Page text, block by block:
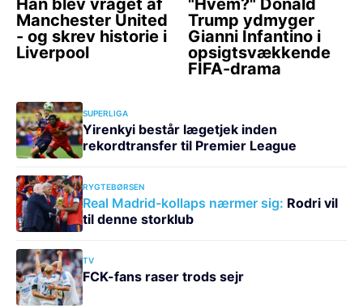
SUPERLIGA
Yirenkyi består lægetjek inden
rekordtransfer til Premier League
RYGTEBØRSEN
Real Madrid-kollaps nærmer sig: Rodri vil
til denne storklub
TV
FCK-fans raser trods sejr